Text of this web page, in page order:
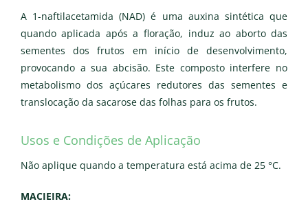
A 1-naftilacetamida (NAD) é uma auxina sintética que
quando aplicada após a floração, induz ao aborto das
sementes dos frutos em início de desenvolvimento,
provocando a sua abcisão. Este composto interfere no
metabolismo dos açúcares redutores das sementes e
translocação da sacarose das folhas para os frutos.
Usos e Condições de Aplicação
Não aplique quando a temperatura está acima de 25 °C.
MACIEIRA: